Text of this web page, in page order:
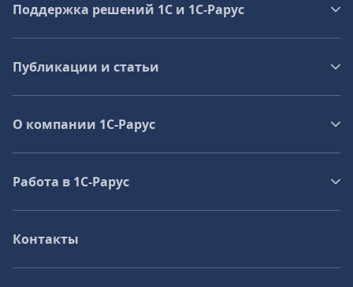
Поддержка решений 1С и 1С‑Рарус
Публикации и статьи
О компании 1C-Рарус
Работа в 1С‑Рарус
Контакты